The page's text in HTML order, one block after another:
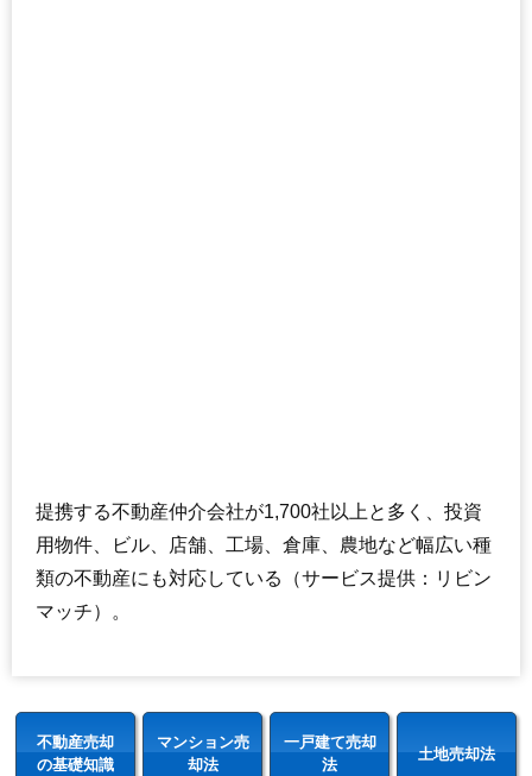
提携する不動産仲介会社が1,700社以上と多く、投資
用物件、ビル、店舗、工場、倉庫、農地など幅広い種
類の不動産にも対応している（サービス提供：リビン
マッチ）。
不動産売却
の基礎知識
マンション売
却法
一戸建て売却
法
土地売却法